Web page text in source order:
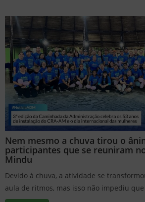
Nem mesmo a chuva tirou o
participantes que se reuniram
Mindu
Devido à chuva, a atividade se
aula de ritmos, mas isso não impediu